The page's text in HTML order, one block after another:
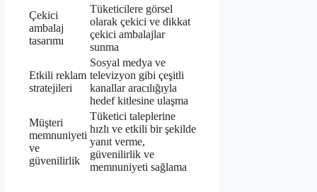
Çekici
ambalaj
tasarımı
Tüketicilere görsel
olarak çekici ve dikkat
çekici ambalajlar
sunma
Etkili reklam
stratejileri
Sosyal medya ve
televizyon gibi çeşitli
kanallar aracılığıyla
hedef kitlesine ulaşma
Müşteri
memnuniyeti
ve
güvenilirlik
Tüketici taleplerine
hızlı ve etkili bir şekilde
yanıt verme,
güvenilirlik ve
memnuniyeti sağlama